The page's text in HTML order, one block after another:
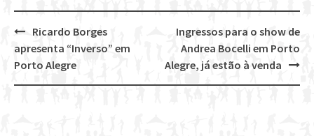
Post
navigation
Ingressos para o show de
Andrea Bocelli em Porto
Alegre, já estão à venda
Ricardo Borges
apresenta “Inverso” em
Porto Alegre